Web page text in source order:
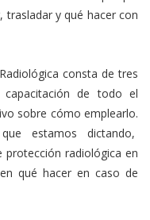
y qué hacer con
consta de tres
de todo el
sobre cómo emplearlo.
estamos dictando,
radiológica en
qué hacer en caso de